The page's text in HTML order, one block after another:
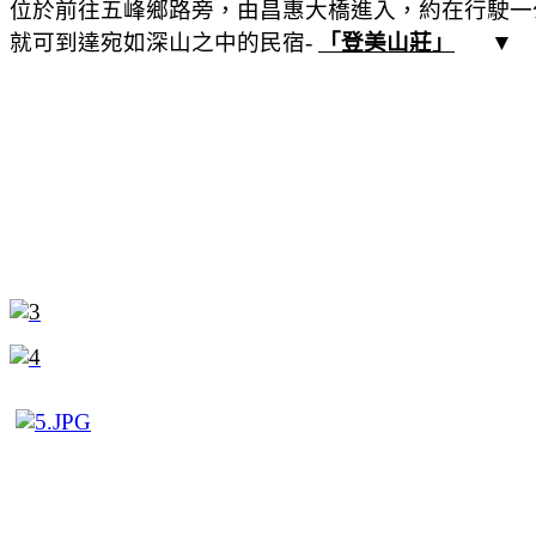
位於前往五峰鄉路旁，由昌惠大橋進入，約在行駛
就可到達宛如深山之中的民宿-
「登美山莊」 ▼